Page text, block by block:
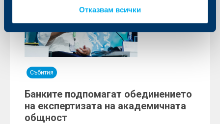
Отказвам всички
Събития
Банките подпомагат обединението
на експертизата на академичната
общност